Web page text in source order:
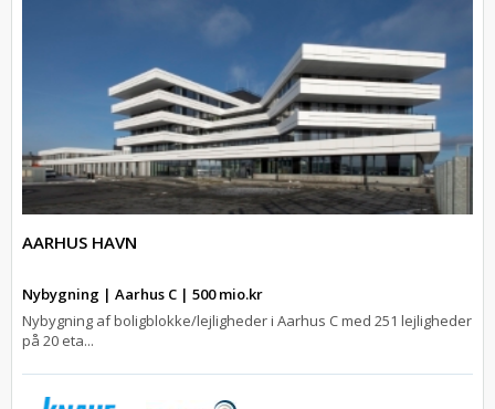
AARHUS HAVN
Nybygning | Aarhus C | 500 mio.kr
Nybygning af boligblokke/lejligheder i Aarhus C med 251 lejligheder
på 20 eta...